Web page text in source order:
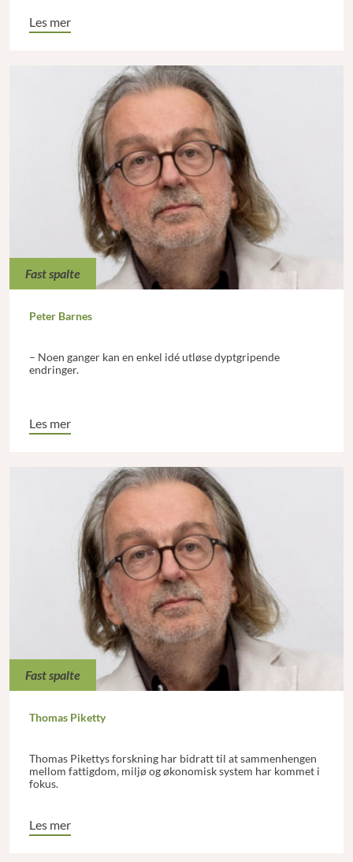
Les mer
Fast spalte
Peter Barnes
– Noen ganger kan en enkel idé utløse dyptgripende
endringer.
Les mer
Fast spalte
Thomas Piketty
Thomas Pikettys forskning har bidratt til at sammenhengen
mellom fattigdom, miljø og økonomisk system har kommet i
fokus.
Les mer